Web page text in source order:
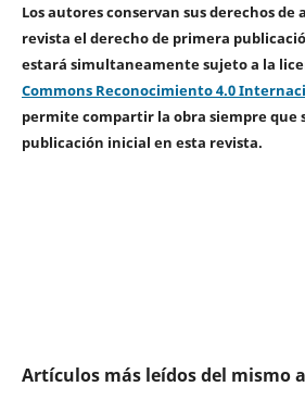
Los autores conservan sus derechos de
revista el derecho de primera
estará simultaneamente sujeto a la
Commons Reconocimiento 4.0
permite compartir la obra siempre que
publicación inicial en esta revista.
Artículos más leídos del mismo